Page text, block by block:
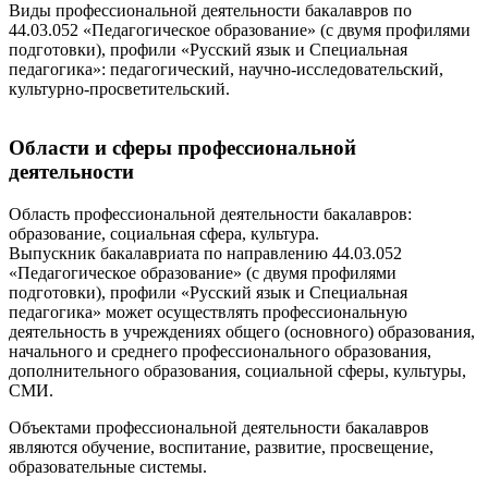
Виды профессиональной деятельности бакалавров по
44.03.052 «Педагогическое образование» (с двумя профилями
подготовки), профили «Русский язык и Специальная
педагогика»: педагогический, научно-исследовательский,
культурно-просветительский.
Области и сферы профессиональной
деятельности
Область профессиональной деятельности бакалавров:
образование, социальная сфера, культура.
Выпускник бакалавриата по направлению 44.03.052
«Педагогическое образование» (с двумя профилями
подготовки), профили «Русский язык и Специальная
педагогика» может осуществлять профессиональную
деятельность в учреждениях общего (основного) образования,
начального и среднего профессионального образования,
дополнительного образования, социальной сферы, культуры,
СМИ.
Объектами профессиональной деятельности бакалавров
являются обучение, воспитание, развитие, просвещение,
образовательные системы.